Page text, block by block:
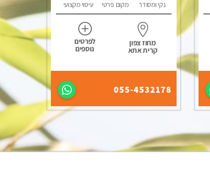
נקי ומסודר מקום פרטי עיסוי מקצועי
מחוז צפון
קרית אתא
לפרטים
נוספים
055-4532178